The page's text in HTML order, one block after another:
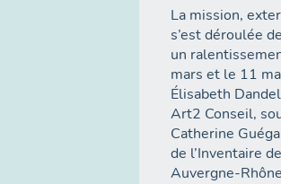
La mission,
s’est déroulée
un
mars et le 11
Élisabeth
Art2 Conseil,
Catherine
de l’Inventaire
Auvergne-